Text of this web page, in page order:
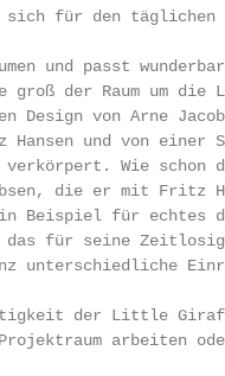
für den täglichen
und passt
groß der Raum um
Design von Arne
Hansen und von
verkörpert. Wie
die er mit
Beispiel für echtes
das für seine
der Little
arbeiten